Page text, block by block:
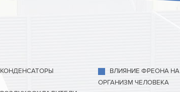
КОНДЕНСАТОРЫ
ВЛИЯНИЕ ФРЕОНА НА
ОРГАНИЗМ ЧЕЛОВЕКА